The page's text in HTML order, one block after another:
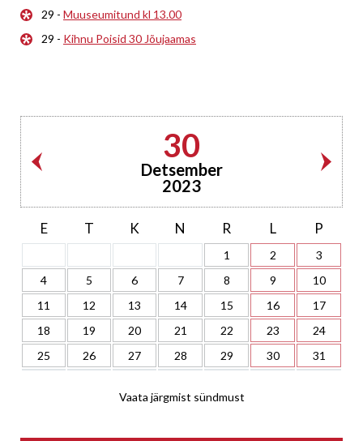
29 - Muuseumitund kl 13.00
29 - Kihnu Poisid 30 Jõujaamas
30
Detsember
2023
E T K N R L P
1 2
3
4
5 6 7 8 9
10
11
12 13 14 15 16
17
18
19 20 21 22 23
24
25
26 27 28 29 30 31
Vaata järgmist sündmust